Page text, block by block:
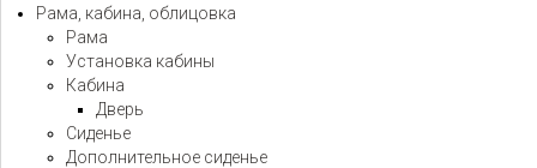
Рама, кабина, облицовка
Рама
Установка кабины
Кабина
Дверь
Сиденье
Дополнительное сиденье